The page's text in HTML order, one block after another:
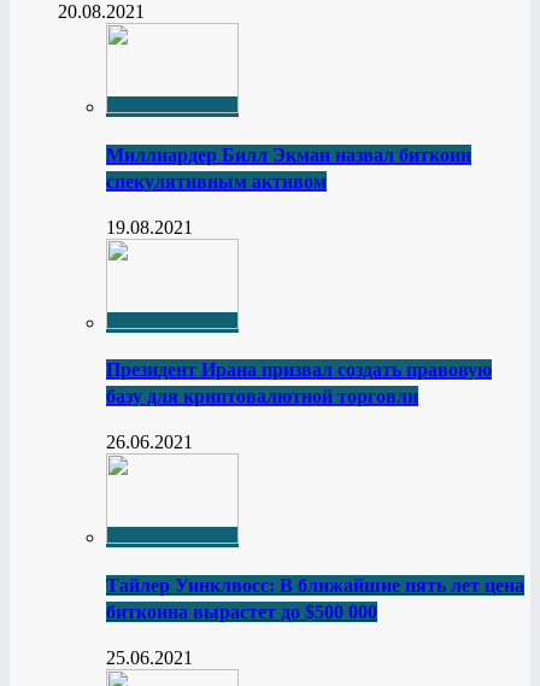
20.08.2021
Миллиардер Билл Экман назвал биткоин
спекулятивным активом
19.08.2021
Президент Ирана призвал создать правовую
базу для криптовалютной торговли
26.06.2021
Тайлер Уинклвосс: В ближайшие пять лет цена
биткоина вырастет до $500 000
25.06.2021